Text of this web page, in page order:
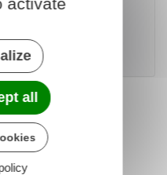
téléservice
sécurisés (ANTS)
all